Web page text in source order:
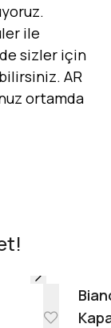
ile
sizler için
AR
ortamda